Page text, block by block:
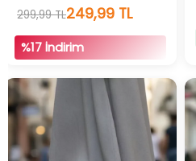
adetstokta
299,99 TL249,99 TL
%17 İndirim